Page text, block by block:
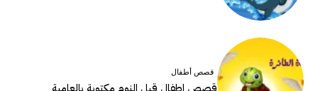
قصص أطفال